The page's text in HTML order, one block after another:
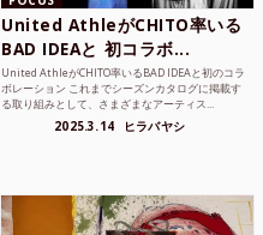
United AthleがCHITO率いる
BAD IDEAと 初コラボ...
United AthleがCHITO率いるBAD IDEAと初のコラ
ボレーション これまでシーズンカタログに掲載す
る取り組みとして、さまざまなアーティス...
2025.3.14 ヒラバヤシ